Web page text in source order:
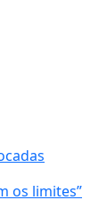
os limites”